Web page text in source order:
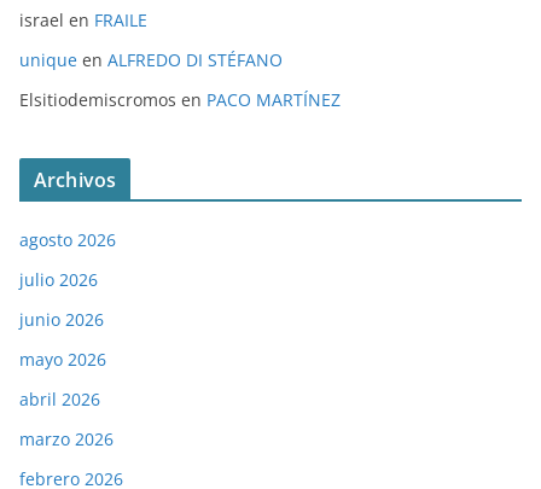
israel en FRAILE
unique en ALFREDO DI STÉFANO
Elsitiodemiscromos en PACO MARTÍNEZ
Archivos
agosto 2026
julio 2026
junio 2026
mayo 2026
abril 2026
marzo 2026
febrero 2026